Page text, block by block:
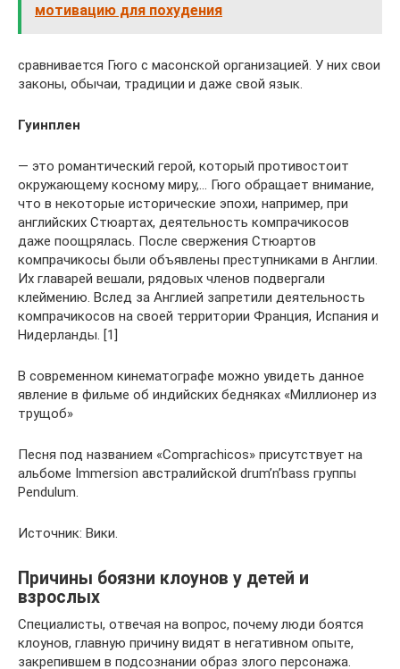
мотивацию для похудения
сравнивается Гюго с масонской организацией. У них свои
законы, обычаи, традиции и даже свой язык.
Гуинплен
— это романтический герой, который противостоит
окружающему косному миру,… Гюго обращает внимание,
что в некоторые исторические эпохи, например, при
английских Стюартах, деятельность компрачикосов
даже поощрялась. После свержения Стюартов
компрачикосы были объявлены преступниками в Англии.
Их главарей вешали, рядовых членов подвергали
клеймению. Вслед за Англией запретили деятельность
компрачикосов на своей территории Франция, Испания и
Нидерланды. [1]
В современном кинематографе можно увидеть данное
явление в фильме об индийских бедняках «Миллионер из
трущоб»
Песня под названием «Comprachicos» присутствует на
альбоме Immersion австралийской drum’n’bass группы
Pendulum.
Источник: Вики.
Причины боязни клоунов у детей и
взрослых
Специалисты, отвечая на вопрос, почему люди боятся
клоунов, главную причину видят в негативном опыте,
закрепившем в подсознании образ злого персонажа.